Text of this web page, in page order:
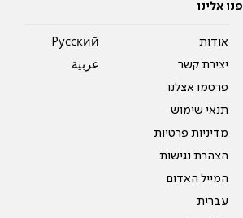
פנו אלינו
אודות
יצירת קשר
פרסמו אצלנו
תנאי שימוש
מדיניות פרטיות
הצהרת נגישות
המייל האדום
עברית
Pусский
عربية